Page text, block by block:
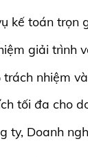
kế toán trọn
giải trình
trách nhiệm
tối đa cho
ty, Doanh